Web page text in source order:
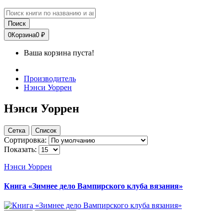
Поиск
0Корзина0 ₽
Ваша корзина пуста!
Производитель
Нэнси Уоррен
Нэнси Уоррен
Сетка Список
Сортировка:
Показать:
Нэнси Уоррен
Книга «Зимнее дело Вампирского клуба вязания»